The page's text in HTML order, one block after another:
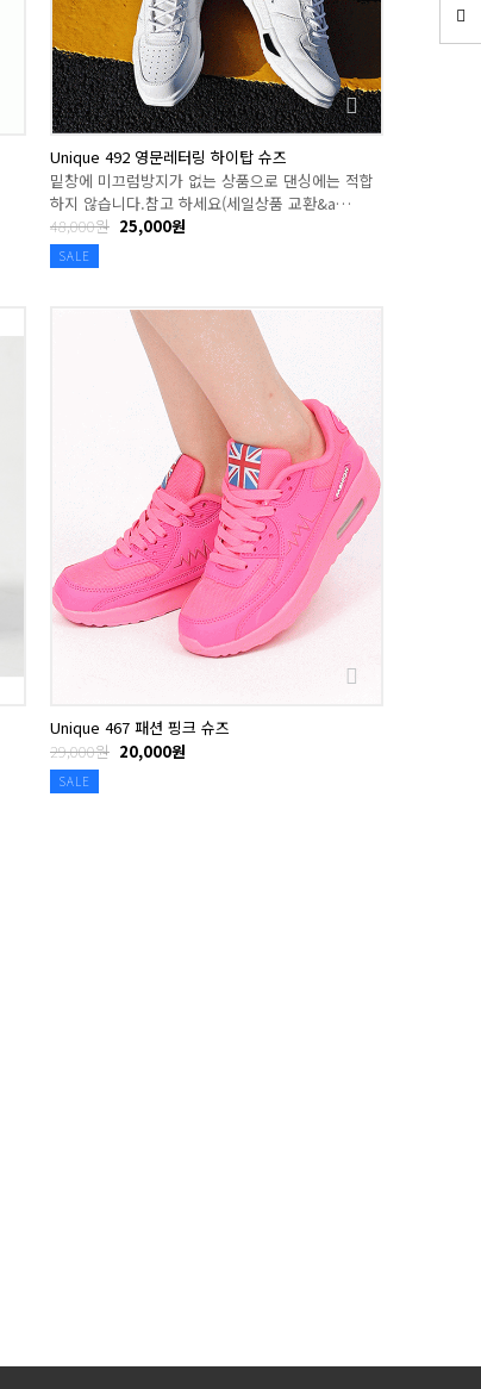
Unique 492 영문레터링 하이탑 슈즈
밑창에 미끄럼방지가 없는 상품으로 댄싱에는 적합
하지 않습니다.참고 하세요(세일상품 교환&a…
48,000원 25,000원
SALE
Unique 467 패션 핑크 슈즈
29,000원 20,000원
SALE